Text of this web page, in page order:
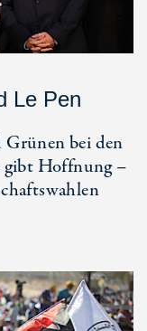
Le Pen
bei den
gibt Hoffnung –